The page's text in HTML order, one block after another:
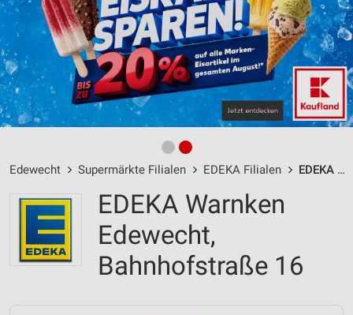
Edewecht Supermärkte Filialen EDEKA Filialen EDEKA Warnken Edewecht / Bahnhofstraße 16 - Öffnungszeiten & Adresse
EDEKA Warnken
Edewecht,
Bahnhofstraße 16